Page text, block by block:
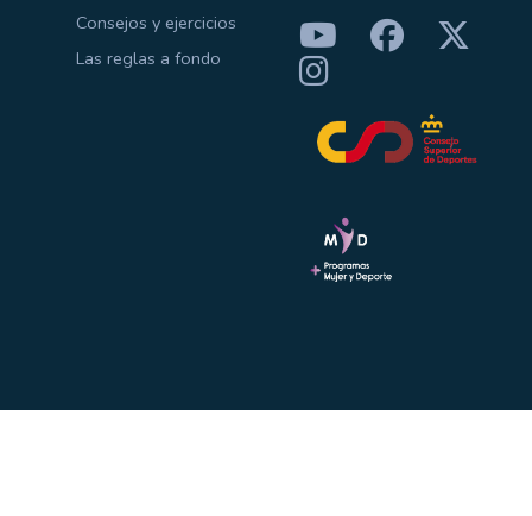
Consejos y ejercicios
Las reglas a fondo